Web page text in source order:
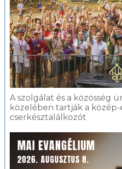
A szolgálat és a közösség
közelében tartják a
cserkésztalálkozót
MAI EVANGÉLIUM
2026. AUGUSZTUS 8.